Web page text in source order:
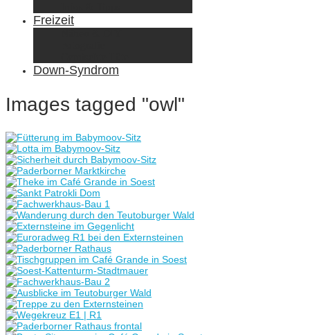
Freizeit
Down-Syndrom
Images tagged "owl"